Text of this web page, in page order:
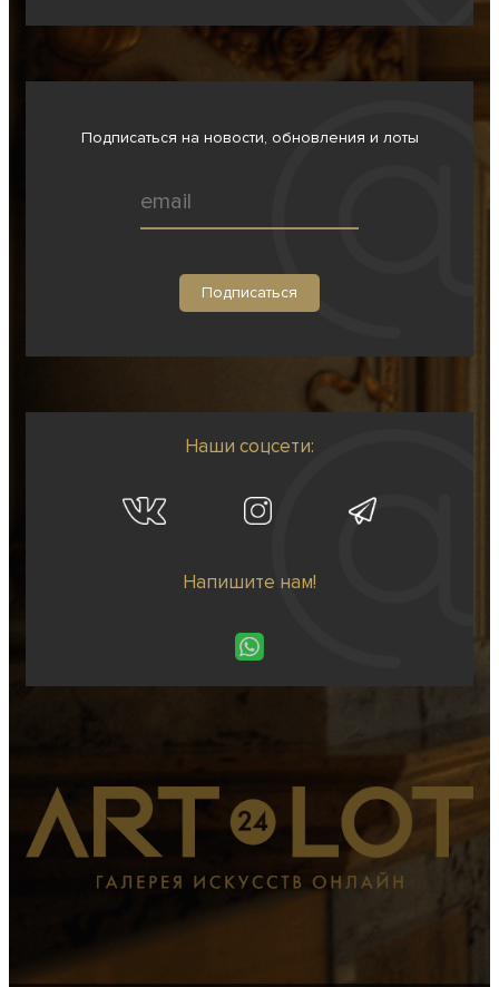
Подписаться на новости, обновления и лоты
Наши соцсети:
Напишите нам!